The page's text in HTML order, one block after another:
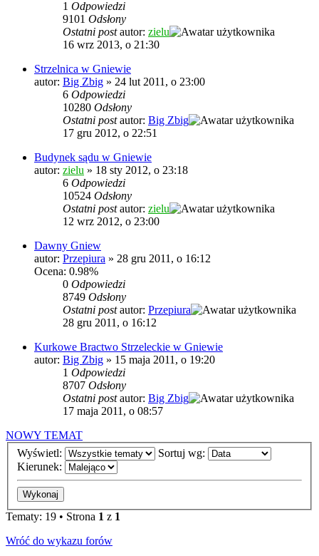
1 Odpowiedzi
9101 Odsłony
Ostatni postautor: zielu
16 wrz 2013, o 21:30
Strzelnica w Gniewie
autor: Big Zbig » 24 lut 2011, o 23:00
6 Odpowiedzi
10280 Odsłony
Ostatni postautor: Big Zbig
17 gru 2012, o 22:51
Budynek sądu w Gniewie
autor: zielu » 18 sty 2012, o 23:18
6 Odpowiedzi
10524 Odsłony
Ostatni postautor: zielu
12 wrz 2012, o 23:00
Dawny Gniew
autor: Przepiura » 28 gru 2011, o 16:12
Ocena: 0.98%
0 Odpowiedzi
8749 Odsłony
Ostatni postautor: Przepiura
28 gru 2011, o 16:12
Kurkowe Bractwo Strzeleckie w Gniewie
autor: Big Zbig » 15 maja 2011, o 19:20
1 Odpowiedzi
8707 Odsłony
Ostatni postautor: Big Zbig
17 maja 2011, o 08:57
NOWY TEMAT
Wyświetl:
Sortuj wg:
Kierunek:
Tematy: 19 • Strona 1 z 1
Wróć do wykazu forów